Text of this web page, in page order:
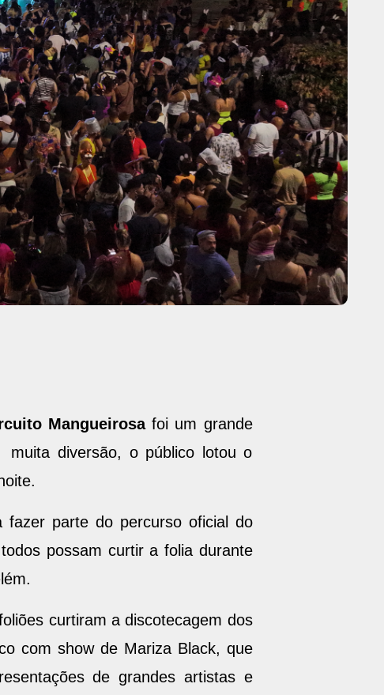
Mangueirosafoi um grande
muita diversão, o público lotou o
parte do percurso oficial do
possam curtir a folia durante
curtiram a discotecagem dos
com show de Mariza Black, que
de grandes artistas e